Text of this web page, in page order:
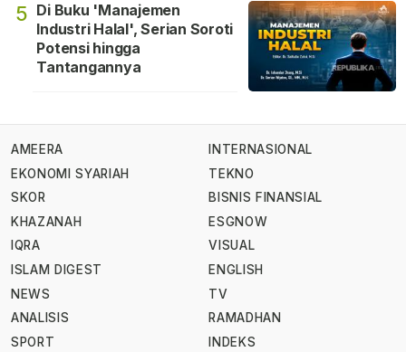
5 Di Buku 'Manajemen
Industri Halal', Serian Soroti
Potensi hingga
Tantangannya
AMEERA
EKONOMI SYARIAH
SKOR
KHAZANAH
IQRA
ISLAM DIGEST
NEWS
ANALISIS
SPORT
INTERNASIONAL
TEKNO
BISNIS FINANSIAL
ESGNOW
VISUAL
ENGLISH
TV
RAMADHAN
INDEKS